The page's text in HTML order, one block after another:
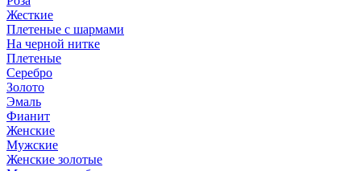
Жесткие
Плетеные с шармами
На черной нитке
Плетеные
Серебро
Золото
Эмаль
Фианит
Женские
Мужские
Женские золотые